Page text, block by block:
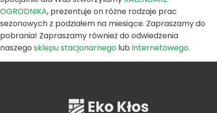
OGRODNIKA, prezentuje on różne rodzaje prac
sezonowych z podziałem na miesiące. Zapraszamy do
pobrania! Zapraszamy również do odwiedzenia
naszego sklepu stacjonarnego lub internetowego.